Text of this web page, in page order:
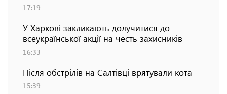
17:19
У Харкові закликають долучитися до
всеукраїнської акції на честь захисників
16:33
Після обстрілів на Салтівці врятували кота
15:39